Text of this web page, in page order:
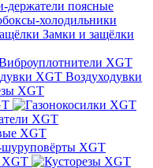
держатели поясные
холодильники
Замки и защёлки
Воздуходувки
XGT
XGT
XGT
XGT